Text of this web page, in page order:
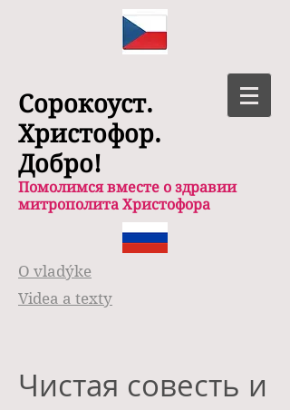
Сорокоуст.
Христофор.
Добро!
Помолимся вместе о здравии
митрополита Христофора
O vladýke
Videa a texty
Чистая совесть и